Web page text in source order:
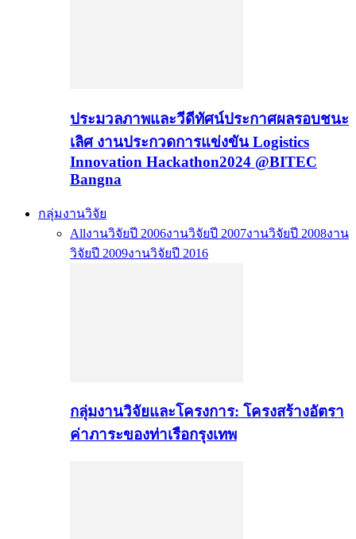
ประมวลภาพและวีดีทัศน์ประกาศผลรอบชนะ
เลิศ งานประกวดการแข่งขัน Logistics
Innovation Hackathon2024 @BITEC
Bangna
กลุ่มงานวิจัย
Allงานวิจัยปี 2006งานวิจัยปี 2007งานวิจัยปี 2008งาน
วิจัยปี 2009งานวิจัยปี 2016
กลุ่มงานวิจัยและโครงการ: โครงสร้างอัตรา
ค่าภาระของท่าเรือกรุงเทพ